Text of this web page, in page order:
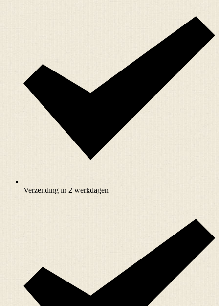
Verzending in 2 werkdagen